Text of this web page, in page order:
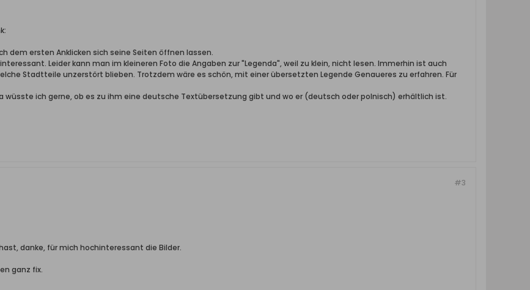
dem ersten Anklicken sich seine Seiten öffnen lassen.
Leider kann man im kleineren Foto die Angaben zur "Legenda", weil zu klein, nicht lesen. Immerhin ist auch
Stadtteile unzerstört blieben. Trotzdem wäre es schön, mit einer übersetzten Legende Genaueres zu erfahren. Für
wüsste ich gerne, ob es zu ihm eine deutsche Textübersetzung gibt und wo er (deutsch oder polnisch) erhältlich ist.
#3
danke, für mich hochinteressant die Bilder.
ganz fix.